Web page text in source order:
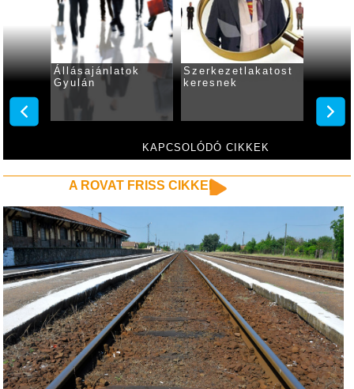
KAPCSOLÓDÓ CIKKEK
Állásajánlatok
Gyulán
Szerkezetlakatost
keresnek
A ROVAT FRISS CIKKEI